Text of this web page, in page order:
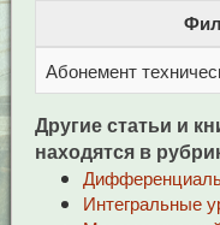
Абонемент
Другие статьи и
находятся в
Интегральные